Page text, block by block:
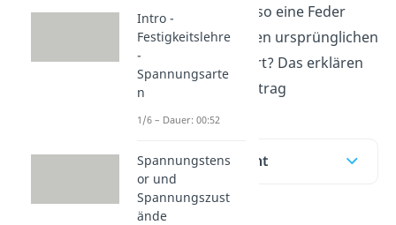
Du willst wissen wieso eine Feder
immer wieder in ihren ursprünglichen
Zustand zurück kehrt? Das erklären
wir dir in diesem Beitrag
Inhaltsübersicht
Intro -
Festigkeitslehre
-
Spannungsarte
n
1/6 – Dauer: 00:52
Spannungstens
or und
Spannungszust
ände